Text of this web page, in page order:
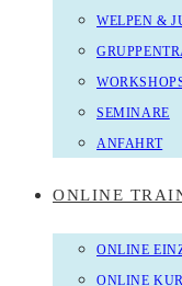
WELPEN &
SEMINARE
ANFAHRT
ONLINE
ONLINE
ONLINE